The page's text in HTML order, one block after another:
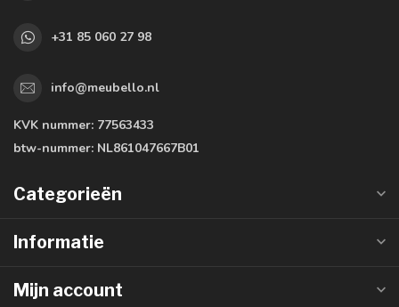
+31 85 060 27 98
info@meubello.nl
KVK nummer: 77563433
btw-nummer: NL861047667B01
Categorieën
Informatie
Mijn account